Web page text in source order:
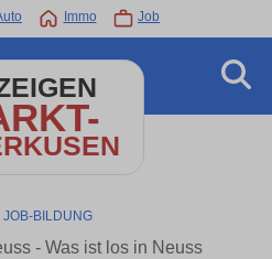
Immo Job
JOB-BILDUNG
- Was ist los in Neuss